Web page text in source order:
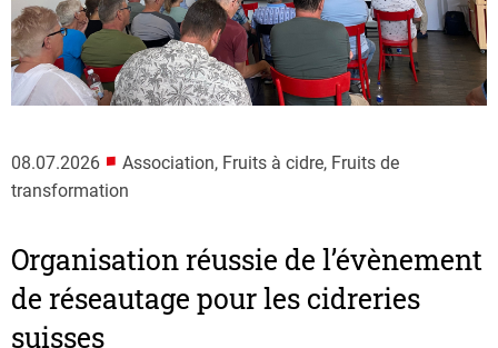
08.07.2026 ■ Association, Fruits à cidre, Fruits de
transformation
Organisation réussie de l’évènement
de réseautage pour les cidreries
suisses